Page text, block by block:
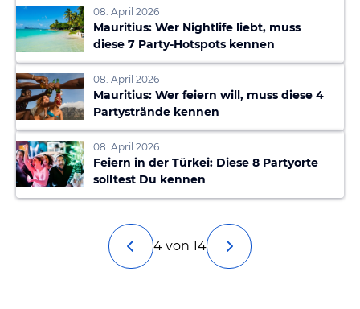
08. April 2026
Mauritius: Wer Nightlife liebt, muss
diese 7 Party-Hotspots kennen
08. April 2026
Mauritius: Wer feiern will, muss diese 4
Partystrände kennen
08. April 2026
Feiern in der Türkei: Diese 8 Partyorte
solltest Du kennen
4 von 14